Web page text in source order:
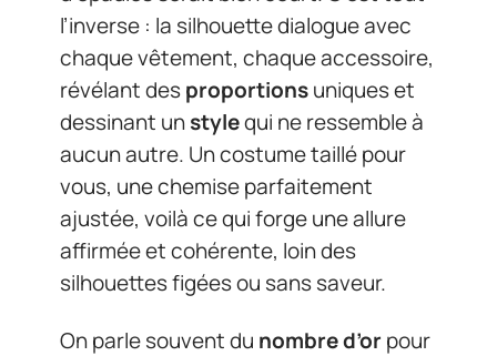
l’inverse : la silhouette dialogue avec
chaque vêtement, chaque accessoire,
révélant desproportionsuniques et
dessinant unstylequi ne ressemble à
aucun autre. Un costume taillé pour
vous, une chemise parfaitement
ajustée, voilà ce qui forge une allure
affirmée et cohérente, loin des
silhouettes figées ou sans saveur.
On parle souvent du nombre d’orpour